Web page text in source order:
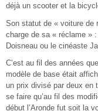
déjà un scooter et la
Son statut de « voiture de
charge de sa « réclame »
Doisneau ou le cinéaste
C’est au fil des années
modèle de base était
un prix divisé par deux en
se faire qu’au fil des
début l’Aronde fut soit la